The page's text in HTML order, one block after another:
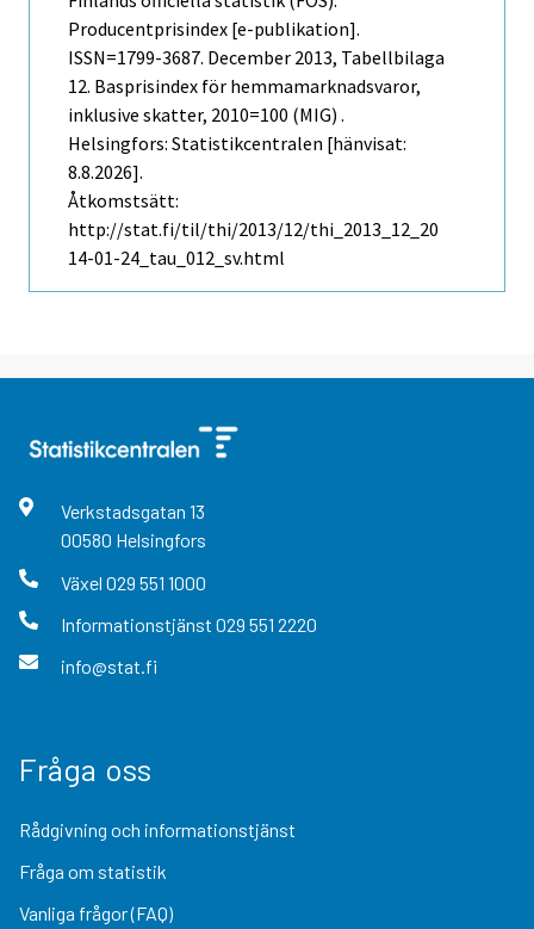
Producentprisindex [e-publikation].
ISSN=1799-3687. December 2013, Tabellbilaga
12. Basprisindex för hemmamarknadsvaror,
inklusive skatter, 2010=100 (MIG) .
Helsingfors: Statistikcentralen [hänvisat:
8.8.2026].
Åtkomstsätt:
http://stat.fi/til/thi/2013/12/thi_2013_12_20
14-01-24_tau_012_sv.html
Verkstadsgatan 13
00580 Helsingfors
Växel 029 551 1000
Informationstjänst 029 551 2220
info@stat.fi
Fråga oss
Rådgivning och informationstjänst
Fråga om statistik
Vanliga frågor (FAQ)